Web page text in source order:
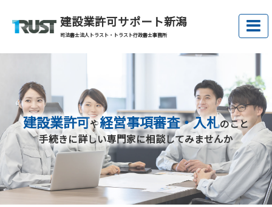
建設業許可サポート新潟
司法書士法人トラスト・トラスト行政書士事務所
建設業許可や経営事項審査・入札のこと
手続きに詳しい専門家に相談してみませんか